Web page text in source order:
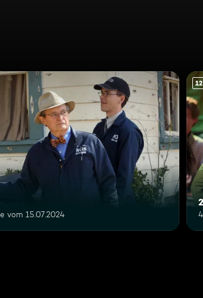
vom 15.07.2024
12